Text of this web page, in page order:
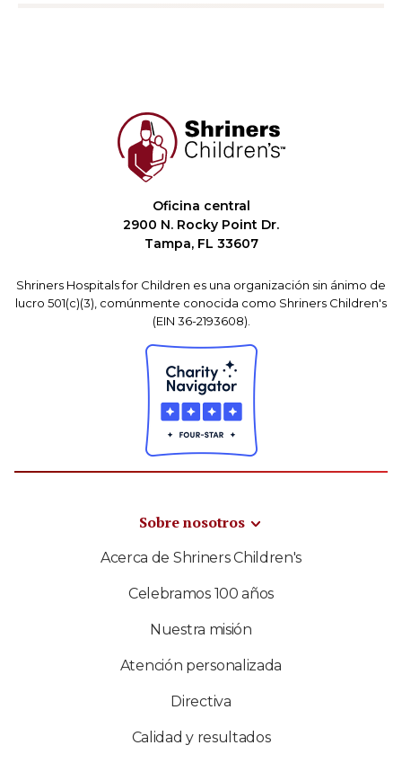
Oficina central
2900 N. Rocky Point Dr.
Tampa, FL 33607
Shriners Hospitals for Children es una organización sin ánimo de
lucro 501(c)(3), comúnmente conocida como Shriners Children's
(EIN 36-2193608).
Sobre nosotros
Acerca de Shriners Children's
Celebramos 100 años
Nuestra misión
Atención personalizada
Directiva
Calidad y resultados